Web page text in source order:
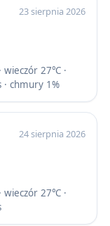
23 sierpnia 2026
wieczór 27℃ ·
chmury 1%
24 sierpnia 2026
wieczór 27℃ ·